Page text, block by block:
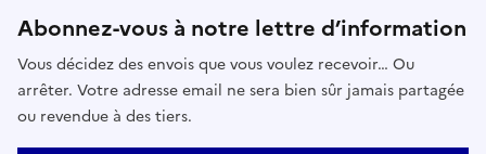
Abonnez-vous à notre lettre d’information
Vous décidez des envois que vous voulez recevoir… Ou
arrêter. Votre adresse email ne sera bien sûr jamais partagée
ou revendue à des tiers.